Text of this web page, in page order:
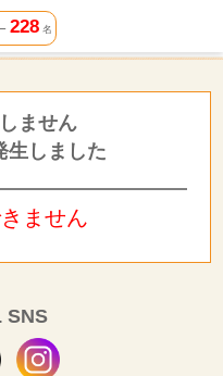
228名
ません
生しました
ません
SNS